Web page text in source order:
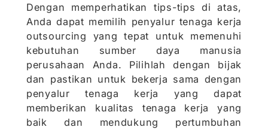
Dengan memperhatikan tips-tips di atas,
Anda dapat memilih penyalur tenaga kerja
outsourcing yang tepat untuk memenuhi
kebutuhan sumber daya manusia
perusahaan Anda. Pilihlah dengan bijak
dan pastikan untuk bekerja sama dengan
penyalur tenaga kerja yang dapat
memberikan kualitas tenaga kerja yang
baik dan mendukung pertumbuhan